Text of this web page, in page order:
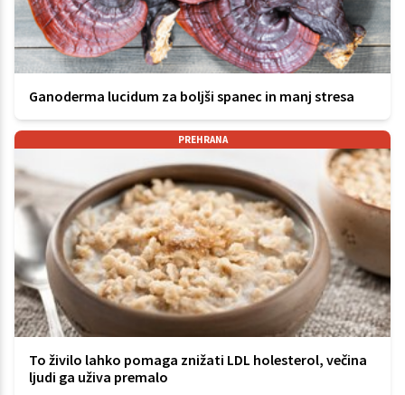
Ganoderma lucidum za boljši spanec in manj stresa
PREHRANA
To živilo lahko pomaga znižati LDL holesterol, večina
ljudi ga uživa premalo